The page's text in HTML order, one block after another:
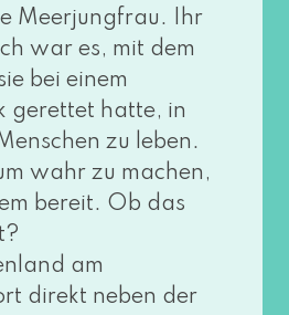
Meerjungfrau. Ihr
war es, mit dem
bei einem
geret­tet hat­te, in
zu leben.
wahr zu machen,
bereit. Ob das
am
direkt neben der